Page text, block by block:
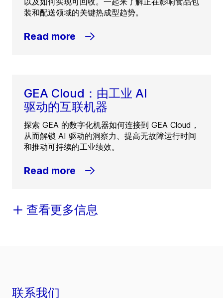
装和配送领域的关键热成型趋势。
Read more
GEA Cloud：由工业 AI
驱动的互联机器
探索 GEA 的数字化机器如何连接到 GEA Cloud，
从而解锁 AI 驱动的洞察力、提高无故障运行时间
和推动可持续的工业绩效。
Read more
查看更多信息
联系我们